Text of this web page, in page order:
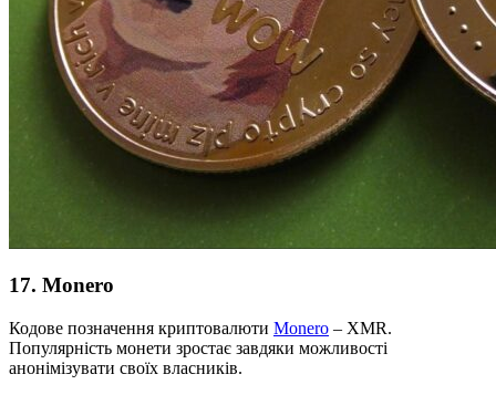
17. Monero
Кодове позначення криптовалюти Monero – XMR.
Популярність монети зростає завдяки можливості
анонімізувати своїх власників.